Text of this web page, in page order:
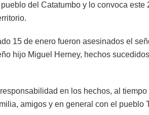
del Catatumbo y lo convoca este
15 de enero fueron asesinados el
hijo Miguel Herney, hechos
en los hechos, al
amigos y en general con el pueblo